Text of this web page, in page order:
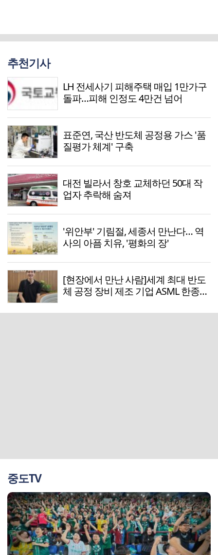
추천기사
LH 전세사기 피해주택 매입 1만가구
돌파…피해 인정도 4만건 넘어
표준연, 국산 반도체 공정용 가스 '품
질평가 체계' 구축
대전 빌라서 창호 교체하던 50대 작
업자 추락해 숨져
'위안부' 기림절, 세종서 만난다… 역
사의 아픔 치유, '평화의 장'
[현장에서 만난 사람]세계 최대 반도
체 공정 장비 제조 기업 ASML 한종호
중도TV